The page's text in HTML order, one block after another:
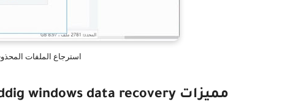
استرجاع الملفات
مميزات 4ddig windows data recovery